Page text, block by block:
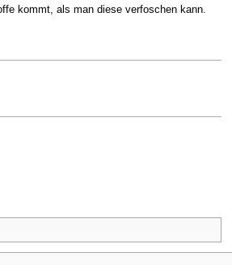
kommt, als man diese verfoschen kann.